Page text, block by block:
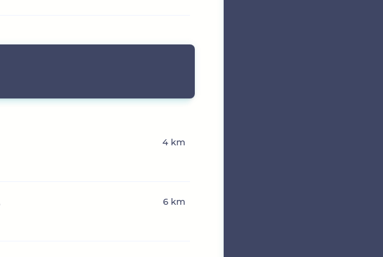
4 km
6 km